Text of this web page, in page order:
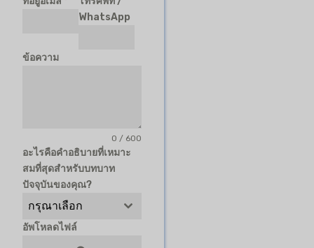
WhatsApp
ข้อความ
0 / 600
อะไรคือคำอธิบายที่เหมาะ
สมที่สุดสำหรับบทบาท
ปัจจุบันของคุณ?
กรุณาเลือก
อัพโหลดไฟล์